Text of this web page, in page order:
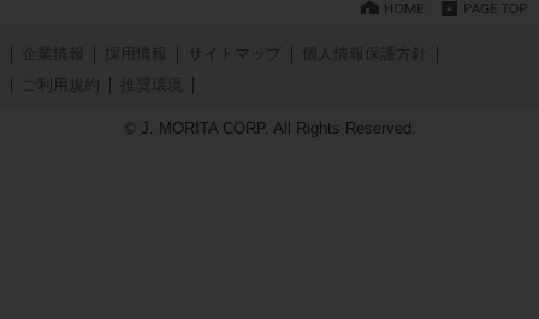
企業情報 採用情報 サイトマップ
個人情報保護方針
ご利用規約
推奨環境
© J. MORITA CORP. All Rights Reserved.